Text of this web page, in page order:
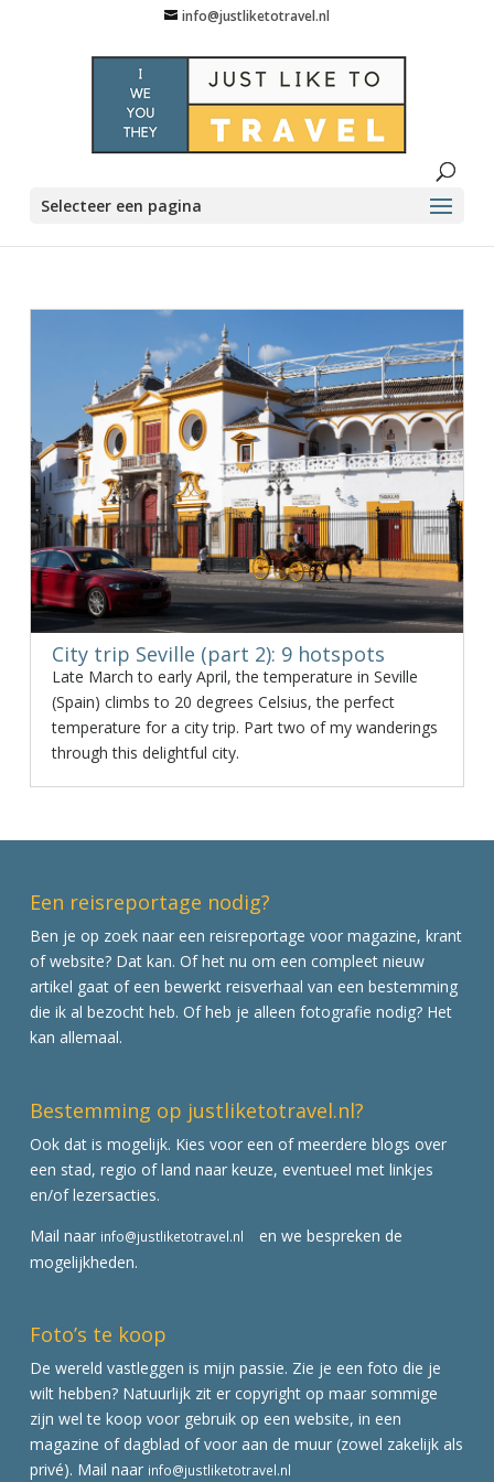
info@justliketotravel.nl
Selecteer een pagina
City trip Seville (part 2): 9 hotspots
Late March to early April, the temperature in Seville
(Spain) climbs to 20 degrees Celsius, the perfect
temperature for a city trip. Part two of my wanderings
through this delightful city.
Een reisreportage nodig?
Ben je op zoek naar een reisreportage voor magazine, krant
of website? Dat kan. Of het nu om een compleet nieuw
artikel gaat of een bewerkt reisverhaal van een bestemming
die ik al bezocht heb. Of heb je alleen fotografie nodig? Het
kan allemaal.
Bestemming op justliketotravel.nl?
Ook dat is mogelijk. Kies voor een of meerdere blogs over
een stad, regio of land naar keuze, eventueel met linkjes
en/of lezersacties.
Mail naar info@justliketotravel.nl
en we bespreken de
mogelijkheden.
Foto’s te koop
De wereld vastleggen is mijn passie. Zie je een foto die je
wilt hebben? Natuurlijk zit er copyright op maar sommige
zijn wel te koop voor gebruik op een website, in een
magazine of dagblad of voor aan de muur (zowel zakelijk als
privé). Mail naar info@justliketotravel.nl